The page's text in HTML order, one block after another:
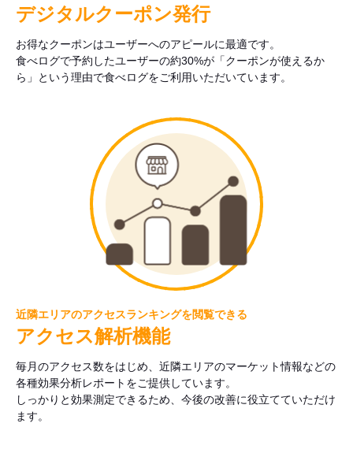
デジタルクーポン発行
お得なクーポンはユーザーへのアピールに最適です。
食べログで予約したユーザーの約30%が「クーポンが使えるか
ら」という理由で食べログをご利用いただいています。
近隣エリアのアクセスランキングを閲覧できる
アクセス解析機能
毎月のアクセス数をはじめ、近隣エリアのマーケット情報などの
各種効果分析レポートをご提供しています。
しっかりと効果測定できるため、今後の改善に役立てていただけ
ます。